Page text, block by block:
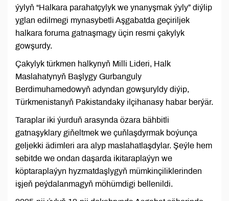
ýylyň “Halkara parahatçylyk we ynanyşmak ýyly” diýlip
yglan edilmegi mynasybetli Aşgabatda geçiriljek
halkara foruma gatnaşmagy üçin resmi çakylyk
gowşurdy.
Çakylyk türkmen halkynyň Milli Lideri, Halk
Maslahatynyň Başlygy Gurbanguly
Berdimuhamedowyň adyndan gowşuryldy diýip,
Türkmenistanyň Pakistandaky ilçihanasy habar berýär.
Taraplar iki ýurduň arasynda özara bähbitli
gatnaşyklary giňeltmek we çuňlaşdyrmak boýunça
geljekki ädimleri ara alyp maslahatlaşdylar. Şeýle hem
sebitde we ondan daşarda ikitaraplaýyn we
köptaraplaýyn hyzmatdaşlygyň mümkinçiliklerinden
işjeň peýdalanmagyň möhümdigi bellenildi.